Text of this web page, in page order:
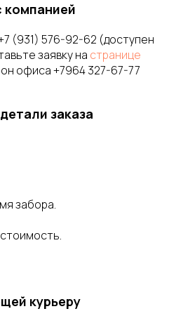
компанией
(931) 576-92-62 (доступен
заявку на странице
офиса +7964 327-67-77
заказа
забора.
курьеру